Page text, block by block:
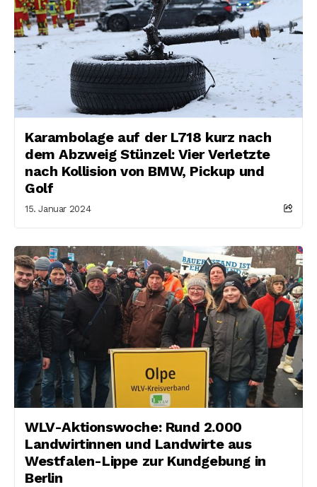
Karambolage auf der L718 kurz nach
dem Abzweig Stünzel: Vier Verletzte
nach Kollision von BMW, Pickup und
Golf
15. Januar 2024
WLV-Aktionswoche: Rund 2.000
Landwirtinnen und Landwirte aus
Westfalen-Lippe zur Kundgebung in
Berlin